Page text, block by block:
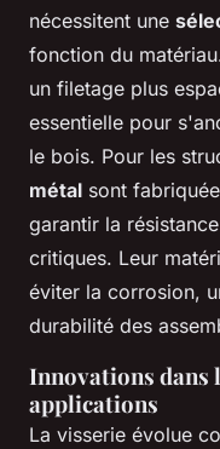
nécessitent une
fonction du
un filetage plus
essentielle pour
le bois. Pour les
métal sont
garantir la
critiques. Leur
éviter la corrosion,
durabilité des
Innovations dans
applications
La visserie évolue